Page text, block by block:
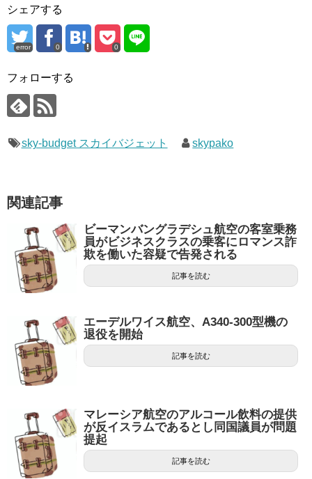
シェアする
error 0 0
フォローする
sky-budget スカイバジェット skypako
関連記事
ビーマンバングラデシュ航空の客室乗務
員がビジネスクラスの乗客にロマンス詐
欺を働いた容疑で告発される
記事を読む
エーデルワイス航空、A340-300型機の
退役を開始
記事を読む
マレーシア航空のアルコール飲料の提供
が反イスラムであるとし同国議員が問題
提起
記事を読む